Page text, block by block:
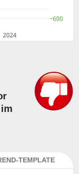
2024
−600
TEMPLATE